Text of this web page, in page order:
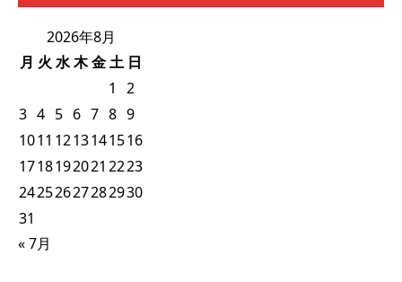
2026年8月
月 火 水木金土 日
1
2
3 4 5 6 7 8 9
1011 1213141516
1718192021 2223
24252627282930
31
« 7月